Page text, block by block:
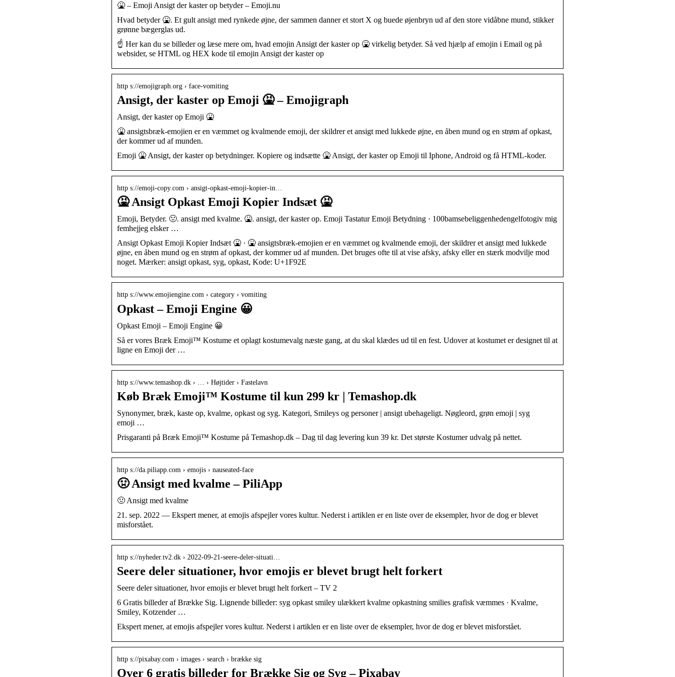
🤮 – Emoji Ansigt der kaster op betyder – Emoji.nu
Hvad betyder 🤮. Et gult ansigt med rynkede øjne, der sammen danner et stort X og buede øjenbryn ud af den store vidåbne mund, stikker
grønne bægerglas ud.
☝ Her kan du se billeder og læse mere om, hvad emojin Ansigt der kaster op 🤮 virkelig betyder. Så ved hjælp af emojin i Email og på
websider, se HTML og HEX kode til emojin Ansigt der kaster op
http s://emojigraph.org › face-vomiting
Ansigt, der kaster op Emoji 🤮 – Emojigraph
Ansigt, der kaster op Emoji 🤮
🤮 ansigtsbræk-emojien er en væmmet og kvalmende emoji, der skildrer et ansigt med lukkede øjne, en åben mund og en strøm af opkast,
der kommer ud af munden.
Emoji 🤮 Ansigt, der kaster op betydninger. Kopiere og indsætte 🤮 Ansigt, der kaster op Emoji til Iphone, Android og få HTML-koder.
http s://emoji-copy.com › ansigt-opkast-emoji-kopier-in…
🤮 Ansigt Opkast Emoji Kopier Indsæt 🤮
Emoji, Betyder. 🤢. ansigt med kvalme. 🤮. ansigt, der kaster op. Emoji Tastatur Emoji Betydning · 100bamsebeliggenhedengelfotogiv mig
femhejjeg elsker …
Ansigt Opkast Emoji Kopier Indsæt 🤮 · 🤮 ansigtsbræk-emojien er en væmmet og kvalmende emoji, der skildrer et ansigt med lukkede
øjne, en åben mund og en strøm af opkast, der kommer ud af munden. Det bruges ofte til at vise afsky, afsky eller en stærk modvilje mod
noget. Mærker: ansigt opkast, syg, opkast, Kode: U+1F92E
http s://www.emojiengine.com › category › vomiting
Opkast – Emoji Engine 😀
Opkast Emoji – Emoji Engine 😀
Så er vores Bræk Emoji™ Kostume et oplagt kostumevalg næste gang, at du skal klædes ud til en fest. Udover at kostumet er designet til at
ligne en Emoji der …
http s://www.temashop.dk › … › Højtider › Fastelavn
Køb Bræk Emoji™ Kostume til kun 299 kr | Temashop.dk
Synonymer, bræk, kaste op, kvalme, opkast og syg. Kategori, Smileys og personer | ansigt ubehageligt. Nøgleord, grøn emoji | syg
emoji …
Prisgaranti på Bræk Emoji™ Kostume på Temashop.dk – Dag til dag levering kun 39 kr. Det største Kostumer udvalg på nettet.
http s://da.piliapp.com › emojis › nauseated-face
🤢 Ansigt med kvalme – PiliApp
🤢 Ansigt med kvalme
21. sep. 2022 — Ekspert mener, at emojis afspejler vores kultur. Nederst i artiklen er en liste over de eksempler, hvor de dog er blevet
misforstået.
http s://nyheder.tv2.dk › 2022-09-21-seere-deler-situati…
Seere deler situationer, hvor emojis er blevet brugt helt forkert
Seere deler situationer, hvor emojis er blevet brugt helt forkert – TV 2
6 Gratis billeder af Brække Sig. Lignende billeder: syg opkast smiley ulækkert kvalme opkastning smilies grafisk væmmes · Kvalme,
Smiley, Kotzender …
Ekspert mener, at emojis afspejler vores kultur. Nederst i artiklen er en liste over de eksempler, hvor de dog er blevet misforstået.
http s://pixabay.com › images › search › brække sig
Over 6 gratis billeder for Brække Sig og Syg – Pixabay